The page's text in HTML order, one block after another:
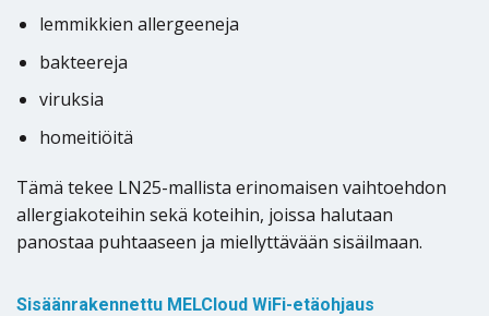
lemmikkien allergeeneja
bakteereja
viruksia
homeitiöitä
Tämä tekee LN25-mallista erinomaisen vaihtoehdon
allergiakoteihin sekä koteihin, joissa halutaan
panostaa puhtaaseen ja miellyttävään sisäilmaan.
Sisäänrakennettu MELCloud WiFi-etäohjaus